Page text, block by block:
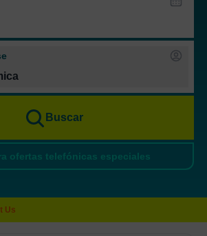
Buscar
ofertas telefónicas especiales
Us